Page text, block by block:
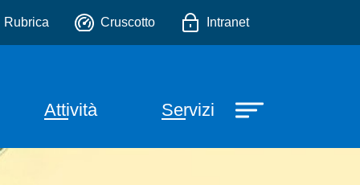
Rubrica Cruscotto Intranet
Attività Servizi